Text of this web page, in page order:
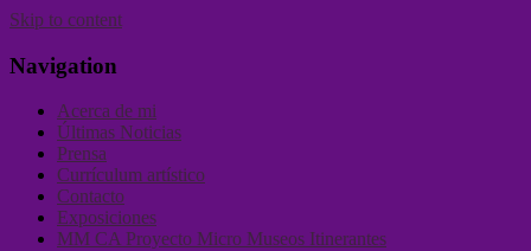
Skip to content
Navigation
Acerca de mi
Últimas Noticias
Prensa
Currículum artístico
Contacto
Exposiciones
MM CA Proyecto Micro Museos Itinerantes